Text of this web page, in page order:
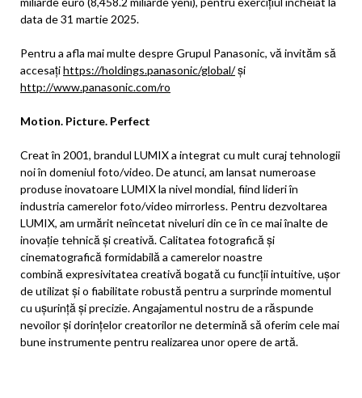
data de 31 martie 2025.
Pentru a afla mai multe despre Grupul Panasonic, vă invităm să
accesațihttps://holdings.panasonic/global/și
http://www.panasonic.com/ro
Motion. Picture. Perfect
Creat în 2001, brandul LUMIX a integrat cu mult curaj tehnologii
noi în domeniul foto/video. De atunci, am lansat numeroase
produse inovatoare LUMIX la nivel mondial, fiind lideri în
industria camerelor foto/video mirrorless. Pentru dezvoltarea
LUMIX, am urmărit neîncetat niveluri din ce în ce mai înalte de
inovație tehnică și creativă. Calitatea fotografică și
cinematografică formidabilă a camerelor noastre
combină expresivitatea creativă bogată cu funcții intuitive, ușor
de utilizat și o fiabilitate robustă pentru a surprinde momentul
cu ușurință și precizie. Angajamentul nostru de a răspunde
nevoilor și dorințelor creatorilor ne determină să oferim cele mai
bune instrumente pentru realizarea unor opere de artă.